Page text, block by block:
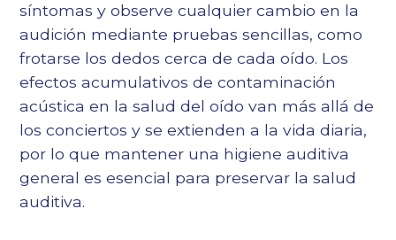
síntomas y observe cualquier cambio en la
audición mediante pruebas sencillas, como
frotarse los dedos cerca de cada oído. Los
efectos acumulativos decontaminación
acústica en la salud del oído van más allá de
los conciertos y se extienden a la vida diaria,
por lo que mantener una higiene auditiva
general es esencial para preservar la salud
auditiva.